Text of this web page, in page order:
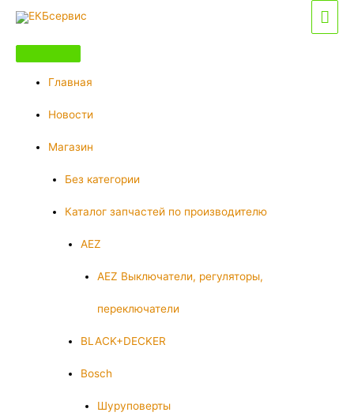
Перейти
содержимому
Главная
Новости
Магазин
Без категории
Каталог запчастей по производителю
AEZ
AEZ Выключатели, регуляторы,
переключатели
BLACK+DECKER
Bosch
Шуруповерты